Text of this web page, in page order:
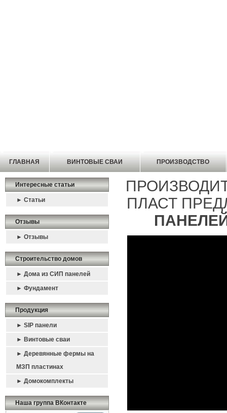
ГЛАВНАЯ ВИНТОВЫЕ СВАИ ПРОИЗВОДСТВО
Интересные статьи
► Статьи
Отзывы
► Отзывы
Строительство домов
► Дома из СИП панелей
► Фундамент
Продукция
► SIP панели
► Винтовые сваи
► Деревянные фермы на
МЗП пластинах
► Домокомплекты
Наша группа ВКонтакте
ПЛАСТ